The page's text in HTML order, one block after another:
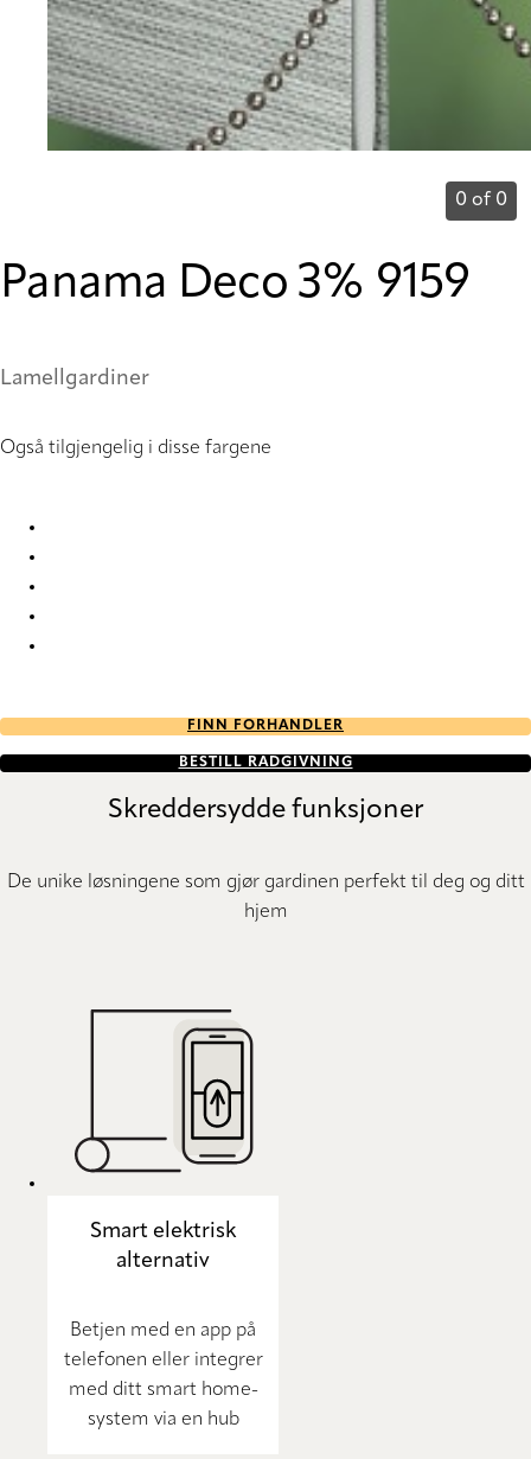
0 of 0
Panama Deco 3% 9159
Lamellgardiner
Også tilgjengelig i disse fargene
FINN FORHANDLER
BESTILL RÅDGIVNING
Skreddersydde funksjoner
De unike løsningene som gjør gardinen perfekt til deg og ditt
hjem
Smart elektrisk
alternativ
Betjen med en app på
telefonen eller integrer
med ditt smart home-
system via en hub